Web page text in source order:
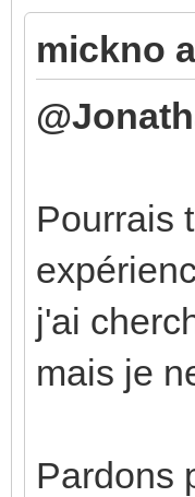
mickno
Pourrais
j'ai
mais je
Pardons